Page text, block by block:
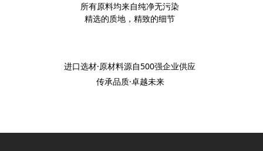
进口选材·原材料源自500强企业供应
所有原料均来自纯净无污染
精选的质地，精致的细节
传承品质·卓越未来